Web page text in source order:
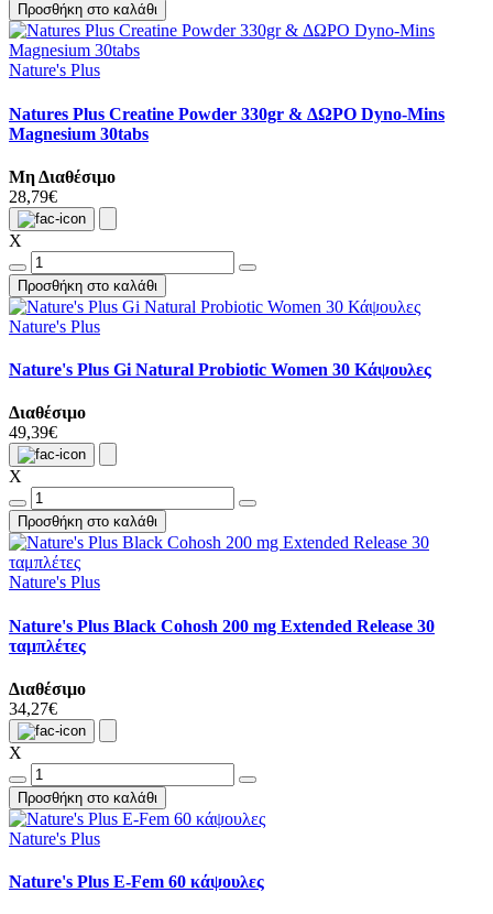
Προσθήκη στο καλάθι
Nature's Plus
Natures Plus Creatine Powder 330gr & ΔΩΡΟ Dyno-Mins
Magnesium 30tabs
Μη Διαθέσιμο
28,79€
X
Προσθήκη στο καλάθι
Nature's Plus
Nature's Plus Gi Natural Probiotic Women 30 Κάψουλες
Διαθέσιμο
49,39€
X
Προσθήκη στο καλάθι
Nature's Plus
Nature's Plus Black Cohosh 200 mg Extended Release 30
ταμπλέτες
Διαθέσιμο
34,27€
X
Προσθήκη στο καλάθι
Nature's Plus
Nature's Plus E-Fem 60 κάψουλες